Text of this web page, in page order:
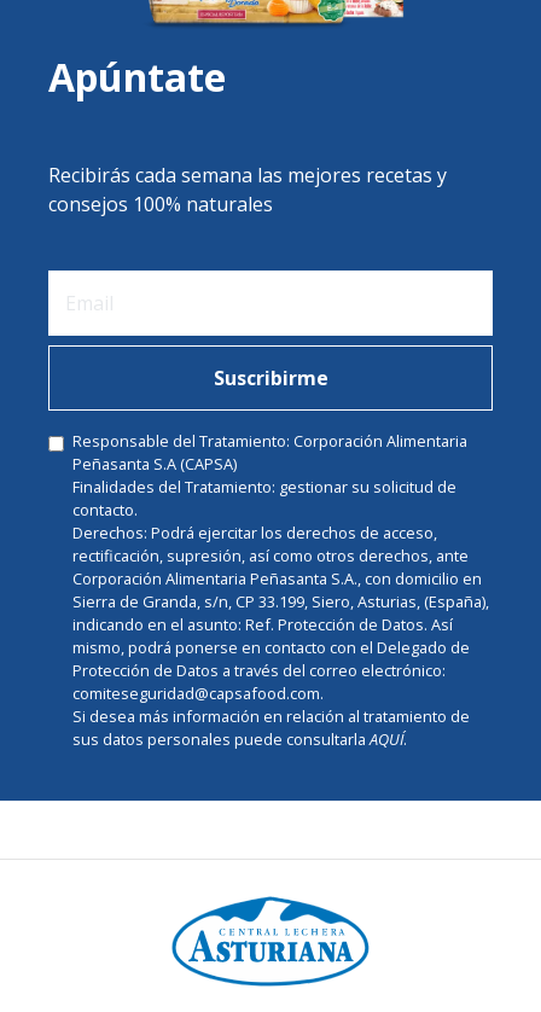
Apúntate
Recibirás cada semana las mejores recetas y
consejos 100% naturales
Suscribirme
Responsable del Tratamiento: Corporación Alimentaria
Peñasanta S.A (CAPSA)
Finalidades del Tratamiento: gestionar su solicitud de
contacto.
Derechos: Podrá ejercitar los derechos de acceso,
rectificación, supresión, así como otros derechos, ante
Corporación Alimentaria Peñasanta S.A., con domicilio en
Sierra de Granda, s/n, CP 33.199, Siero, Asturias, (España),
indicando en el asunto: Ref. Protección de Datos. Así
mismo, podrá ponerse en contacto con el Delegado de
Protección de Datos a través del correo electrónico:
comiteseguridad@capsafood.com.
Si desea más información en relación al tratamiento de
sus datos personales puede consultarlaAQUÍ.